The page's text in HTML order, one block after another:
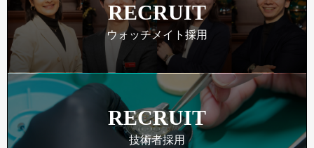
RECRUIT
ウォッチメイト採用
RECRUIT
技術者採用